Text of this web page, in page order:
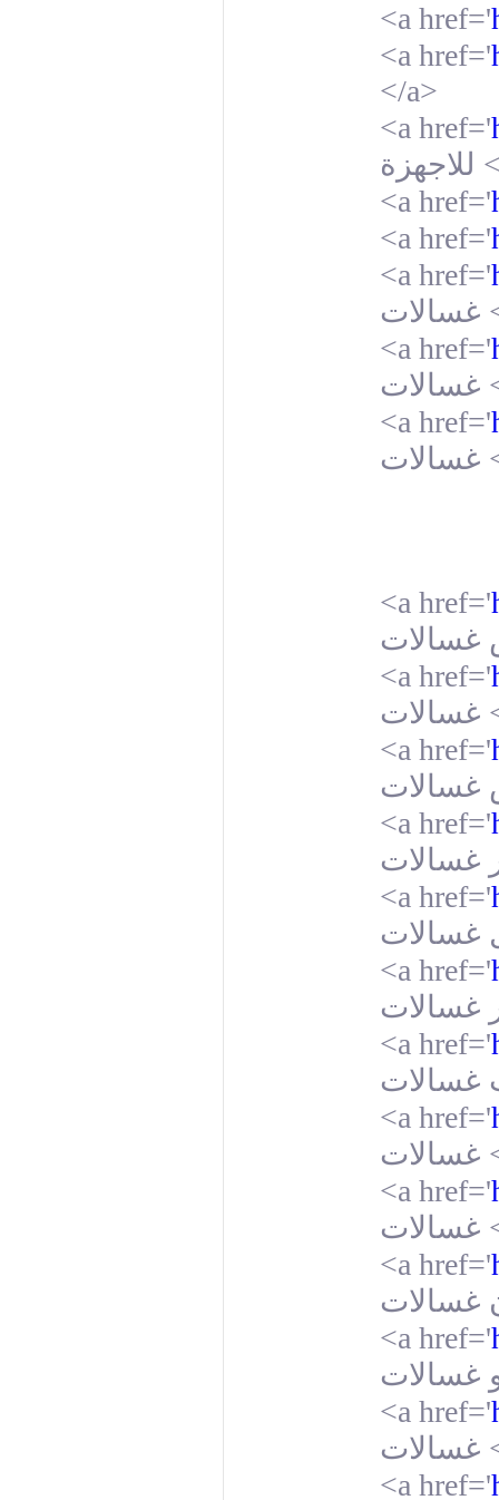
<a href='
<a href='
</a>
<a href='
<a href='
<a href='
<a href='
<a href='
<a href='
<a href='
<a href='
<a href='
<a href='
<a href='
<a href='
<a href='
<a href='
<a href='
<a href='
<a href='
<a href='
<a href='